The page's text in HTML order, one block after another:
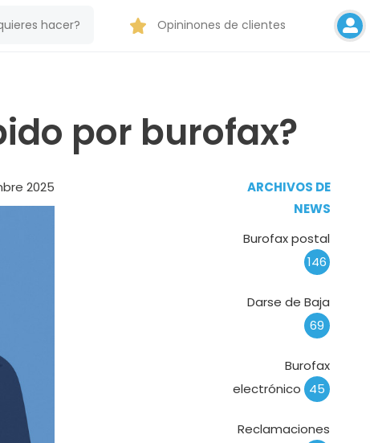
Opininones de clientes
por burofax?
2025
ARCHIVOS DE
NEWS
Burofax postal
146
Darse de Baja
69
Burofax
electrónico 45
Reclamaciones